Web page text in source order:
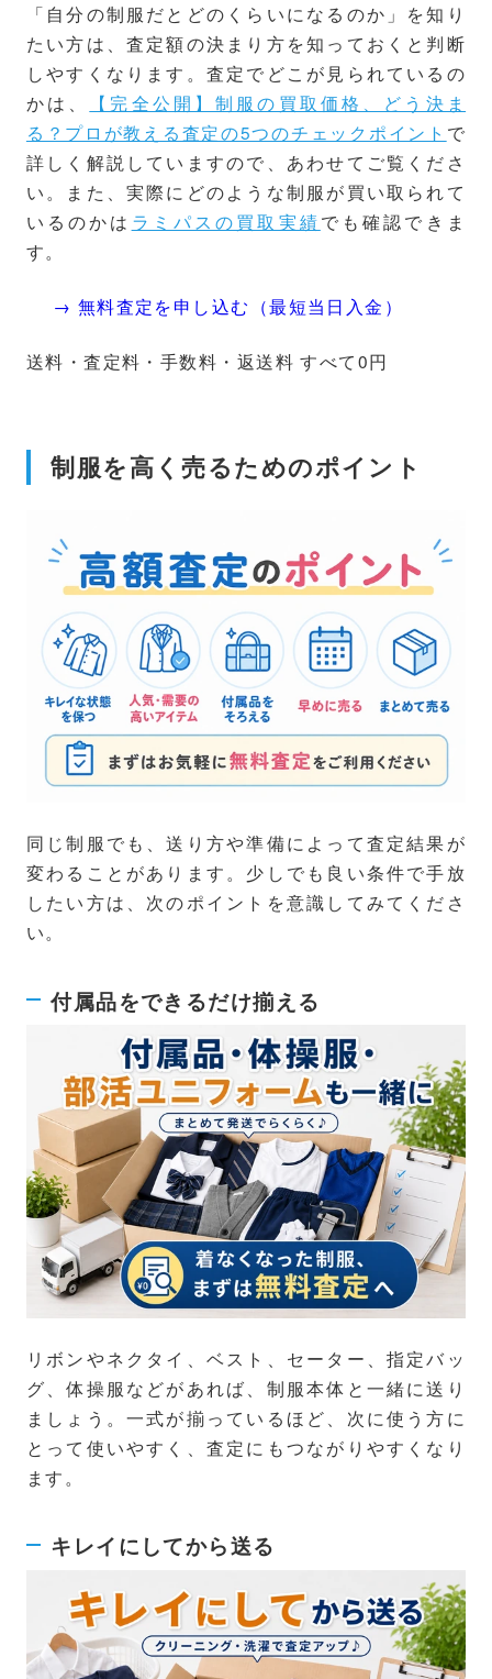
「自分の制服だとどのくらいになるのか」を知り
たい方は、査定額の決まり方を知っておくと判断
しやすくなります。査定でどこが見られているの
かは、
【完全公開】制服の買取価格、どう決ま
る？プロが教える査定の5つのチェックポイント で
詳しく解説していますので、あわせてご覧くださ
い。また、実際にどのような制服が買い取られて
いるのかは ラミパスの買取実績でも確認できま
す。
→ 無料査定を申し込む（最短当日入金）
送料・査定料・手数料・返送料 すべて0円
制服を高く売るためのポイント
同じ制服でも、送り方や準備によって査定結果が
変わることがあります。少しでも良い条件で手放
したい方は、次のポイントを意識してみてくださ
い。
付属品をできるだけ揃える
リボンやネクタイ、ベスト、セーター、指定バッ
グ、体操服などがあれば、制服本体と一緒に送り
ましょう。一式が揃っているほど、次に使う方に
とって使いやすく、査定にもつながりやすくなり
ます。
キレイにしてから送る